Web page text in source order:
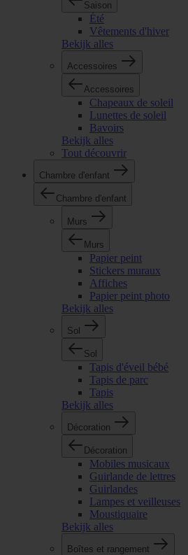
Saison
Été
Vêtements d'hiver
Bekijk alles
Accessoires
Accessoires
Chapeaux de soleil
Lunettes de soleil
Bavoirs
Bekijk alles
Tout découvrir
Chambre d'enfant
Chambre d'enfant
Murs
Murs
Papier peint
Stickers muraux
Affiches
Papier peint photo
Bekijk alles
Sol
Sol
Tapis d'éveil bébé
Tapis de parc
Tapis
Bekijk alles
Décoration
Décoration
Mobiles musicaux
Guirlande de lettres
Guirlandes
Lampes et veilleuses
Moustiquaire
Bekijk alles
Boîtes et rangement